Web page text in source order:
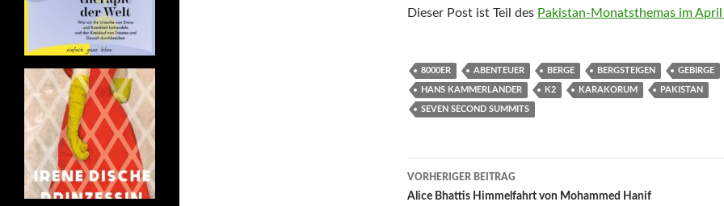
Dieser Post ist Teil des Pakistan-Monatsthemas im
8000ER ABENTEUER BERGE BERGSTEIGEN GEBIRGE
HANS KAMMERLANDER K2 KARAKORUM PAKISTAN
SEVEN SECOND SUMMITS
Beitragsnavigation
VORHERIGER BEITRAG
Alice Bhattis Himmelfahrt von Mohammed Hanif